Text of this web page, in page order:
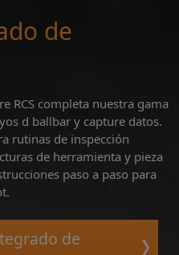
de
RCS completa nuestra gama
d ballbar y capture datos.
rutinas de inspección
de herramienta y pieza
paso a paso para
de